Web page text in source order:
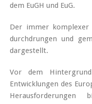
dem EuGH und EuG.
Der immer komplexer
durchdrungen und
dargestellt.
Vor dem
Entwicklungen des